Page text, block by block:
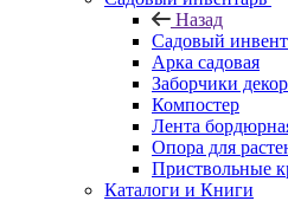
Назад
Садовый
Арка садовая
Заборчики
Компостер
Лента
Опора для
Приствольные
Каталоги и Книги